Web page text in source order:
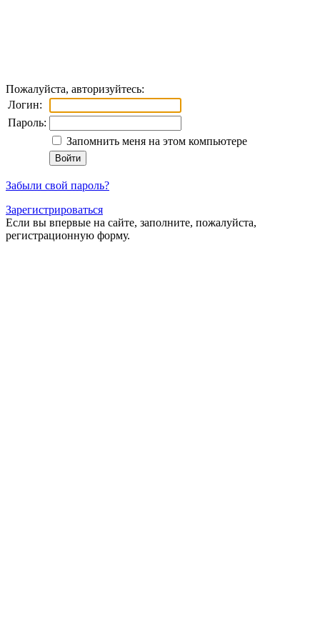
Пожалуйста, авторизуйтесь:
Логин:
Пароль:
Запомнить меня на этом компьютере
Забыли свой пароль?
Зарегистрироваться
Если вы впервые на сайте, заполните, пожалуйста,
регистрационную форму.